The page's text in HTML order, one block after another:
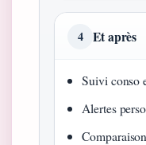
4 Et après
Suivi conso
Alertes